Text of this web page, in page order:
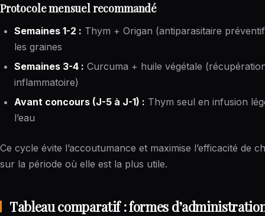
Protocole mensuel recommandé
Semaines 1-2 : Thym + Origan (antiparasitaire
les graines
Semaines 3-4 : Curcuma + huile végétale
inflammatoire)
Avant concours (J-5 à J-1) : Thym seul en infusion
l’eau
Ce cycle évite l’accoutumance et maximise l’efficacité de
sur la période où elle est la plus utile.
Tableau comparatif : formes